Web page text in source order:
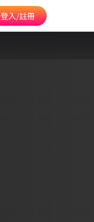
登入/註冊